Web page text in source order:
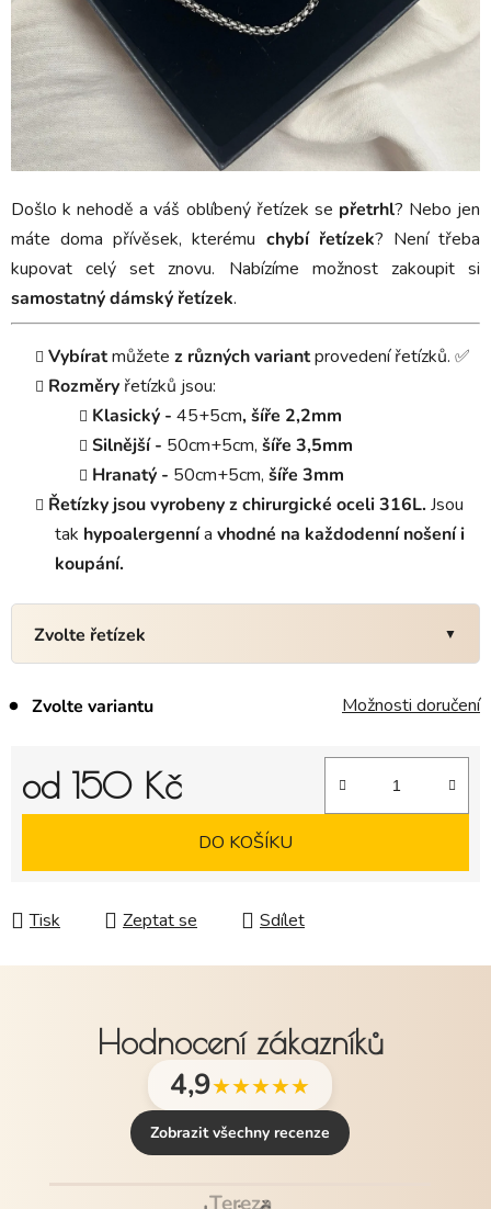
Došlo k nehodě a váš oblíbený řetízek se přetrhl? Nebo jen
máte doma přívěsek, kterému chybí řetízek? Není třeba
kupovat celý set znovu. Nabízíme možnost zakoupit si
samostatný dámský řetízek.
Vybíratmůžete z různých variantprovedení řetízků. ✅
Rozměry řetízků jsou:
Klasický - 45+5cm,šíře 2,2mm
Silnější - 50cm+5cm, šíře 3,5mm
Hranatý - 50cm+5cm, šíře 3mm
Řetízky jsou vyrobeny z chirurgické oceli 316L. Jsou
tak hypoalergennía vhodné na každodenní nošení i
koupání.
Zvolte řetízek
Zvolte variantu Možnosti doručení
od 150 Kč
Měrná cena:
DO KOŠÍKU
Tisk Zeptat se Sdílet
Hodnocení zákazníků
4,9★★★★★
Zobrazit všechny recenze